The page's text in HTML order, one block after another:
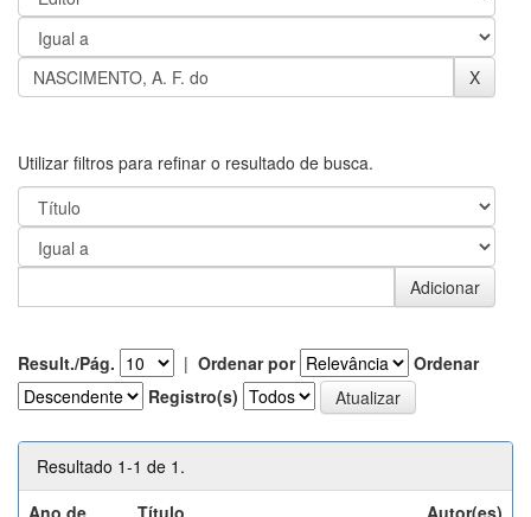
Utilizar filtros para refinar o resultado de busca.
Result./Pág. | Ordenar por
Ordenar
Registro(s)
Resultado 1-1 de 1.
Ano de
Título Autor(es)